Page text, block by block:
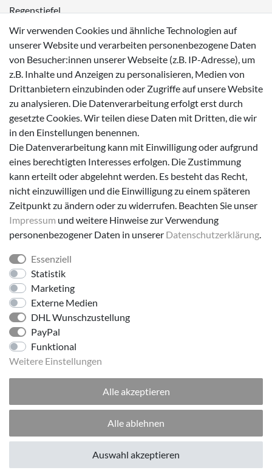
Regenstiefel
Blinkschuhe
Schnneestiefel
Wasserdichte Kinderschuhe
Sneaker
Lauflernschuhe
Zahlungsmöglichkeiten
Versanddienstleister
Folge uns!
© 2026 made by Supremo | Alle Rechte vorbehalten.
Wir verwenden Cookies und ähnliche Technologien auf
unserer Website und verarbeiten personenbezogene Daten
von Besucher:innen unserer Webseite (z.B. IP-Adresse), um
z.B. Inhalte und Anzeigen zu personalisieren, Medien von
Drittanbietern einzubinden oder Zugriffe auf unsere Website
zu analysieren. Die Datenverarbeitung erfolgt erst durch
gesetzte Cookies. Wir teilen diese Daten mit Dritten, die wir
in den Einstellungen benennen.
Die Datenverarbeitung kann mit Einwilligung oder aufgrund
eines berechtigten Interesses erfolgen. Die Zustimmung
kann erteilt oder abgelehnt werden. Es besteht das Recht,
nicht einzuwilligen und die Einwilligung zu einem späteren
Zeitpunkt zu ändern oder zu widerrufen. Beachten Sie unser
Impressum und weitere Hinweise zur Verwendung
personenbezogener Daten in unserer Daten­schutz­erklärung.
Essenziell
Statistik
Marketing
Externe Medien
DHL Wunschzustellung
PayPal
Funktional
Weitere Einstellungen
Alle akzeptieren
Alle ablehnen
Auswahl akzeptierenExcellent
09.08.2026